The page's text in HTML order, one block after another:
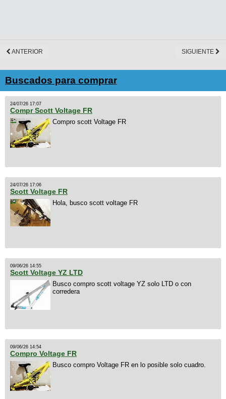
ANTERIOR SIGUIENTE
Buscados para comprar
24/07/26 17:07
Compr Scott Voltage FR
Compro scott Voltage FR
24/07/26 17:06
Scott Voltage FR
Hola, busco scott voltage FR
09/06/26 14:55
Scott Voltage YZ LTD
Busco compro scott voltage YZ solo LTD o con
corredera
09/06/26 14:54
Compro Voltage FR
Busco compro Voltage FR en lo posible solo cuadro.